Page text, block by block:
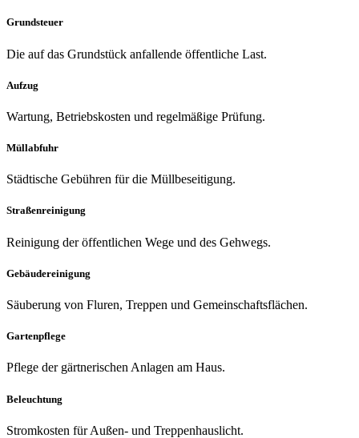
Grundsteuer
Die auf das Grundstück anfallende öffentliche Last.
Aufzug
Wartung, Betriebskosten und regelmäßige Prüfung.
Müllabfuhr
Städtische Gebühren für die Müllbeseitigung.
Straßenreinigung
Reinigung der öffentlichen Wege und des Gehwegs.
Gebäudereinigung
Säuberung von Fluren, Treppen und Gemeinschaftsflächen.
Gartenpflege
Pflege der gärtnerischen Anlagen am Haus.
Beleuchtung
Stromkosten für Außen- und Treppenhauslicht.